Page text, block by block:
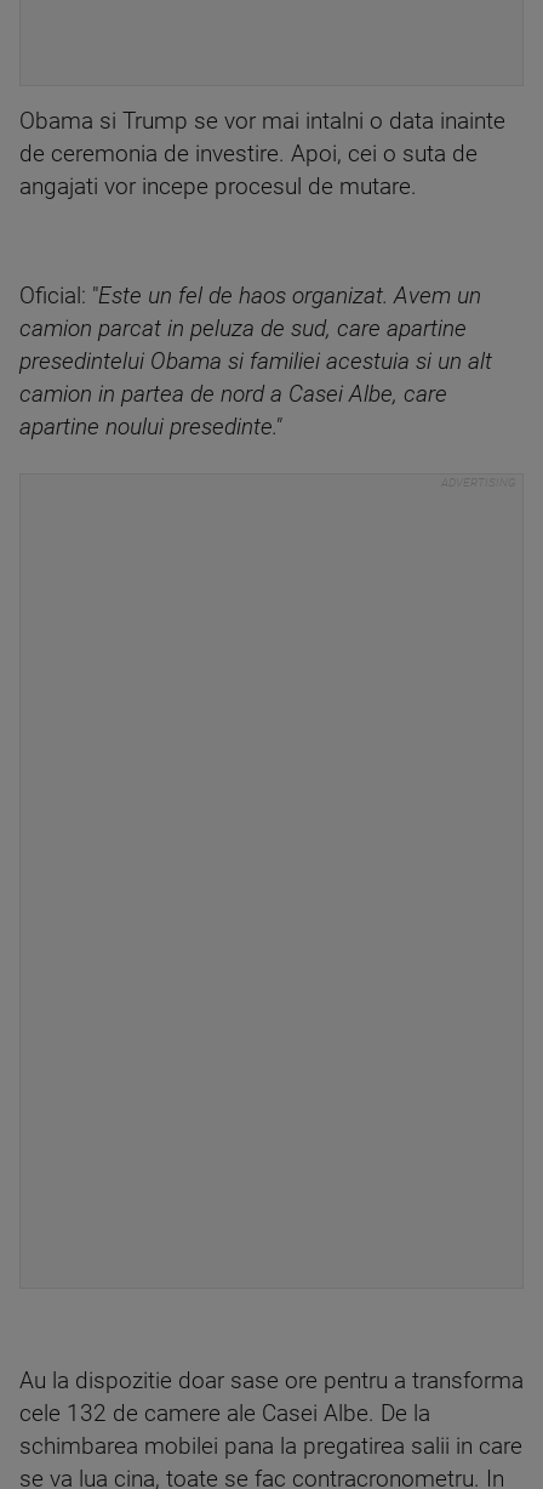
Obama si Trump se vor mai intalni o data inainte
de ceremonia de investire. Apoi, cei o suta de
angajati vor incepe procesul de mutare.
Oficial: "Este un fel de haos organizat. Avem un
camion parcat in peluza de sud, care apartine
presedintelui Obama si familiei acestuia si un alt
camion in partea de nord a Casei Albe, care
apartine noului presedinte."
Au la dispozitie doar sase ore pentru a transforma
cele 132 de camere ale Casei Albe. De la
schimbarea mobilei pana la pregatirea salii in care
se va lua cina, toate se fac contracronometru. In